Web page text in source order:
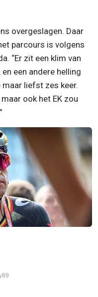
overgeslagen. Daar
parcours is volgens
“Er zit een klim van
een andere helling
maar liefst zes keer.
ook het EK zou